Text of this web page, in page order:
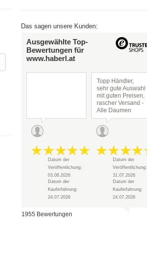
Das sagen unsere Kunden:
Ausgewählte Top-
Bewertungen für
www.haberl.at
Datum der
Veröffentlichung:
03.08.2026
Datum der
Kauferfahrung:
24.07.2026
Topp Händler,
sehr gute Auswahl
mit guten Preisen,
rascher Versand -
Alle Daumen
hoch!
Datum der
Veröffentlichung:
31.07.2026
Datum der
Kauferfahrung:
24.07.2026
1955 Bewertungen